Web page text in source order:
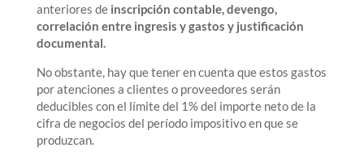
anteriores de inscripción contable, devengo,
correlación entre ingresis y gastos y justificación
documental.
No obstante, hay que tener en cuenta que estos gastos
por atenciones a clientes o proveedores serán
deducibles con el límite del 1% del importe neto de la
cifra de negocios del período impositivo en que se
produzcan.